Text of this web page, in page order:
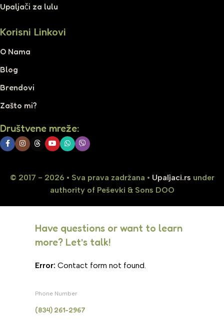
Upaljači za lulu
Korisni Linkovi
O Nama
Blog
Brendovi
Zašto mi?
Društvene mreže:
© 2017 - 2026 • Sva prava zadržana • Upaljaci.rs under
authority of Peševki & Sons DOO
Have questions or want to learn
more? Let’s talk!
Error: Contact form not found.
Phone Number
(834) 261-2967